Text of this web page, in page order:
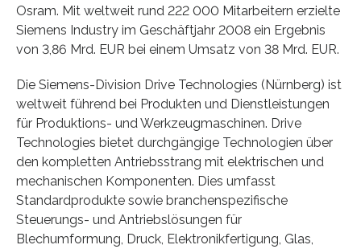
Osram. Mit weltweit rund 222 000 Mitarbeitern erzielte
Siemens Industry im Geschäftjahr 2008 ein Ergebnis
von 3,86 Mrd. EUR bei einem Umsatz von 38 Mrd. EUR.
Die Siemens-Division Drive Technologies (Nürnberg) ist
weltweit führend bei Produkten und Dienstleistungen
für Produktions- und Werkzeugmaschinen. Drive
Technologies bietet durchgängige Technologien über
den kompletten Antriebsstrang mit elektrischen und
mechanischen Komponenten. Dies umfasst
Standardprodukte sowie branchenspezifische
Steuerungs- und Antriebslösungen für
Blechumformung, Druck, Elektronikfertigung, Glas,